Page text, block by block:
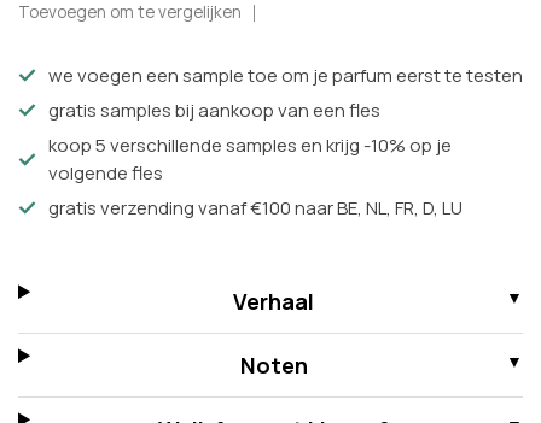
Toevoegen om te vergelijken
we voegen een sample toe om je parfum eerst te testen
gratis samples bij aankoop van een fles
koop 5 verschillende samples en krijg -10% op je
volgende fles
gratis verzending vanaf €100 naar BE, NL, FR, D, LU
Verhaal
Noten